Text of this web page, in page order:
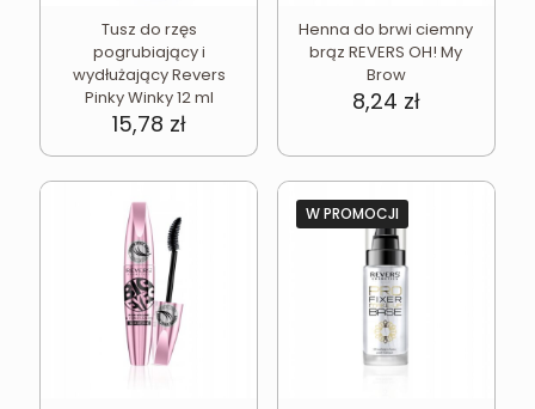
Tusz do rzęs
pogrubiający i
wydłużający Revers
Pinky Winky 12 ml
15,78 zł
Henna do brwi ciemny
brąz REVERS OH! My
Brow
8,24 zł
W PROMOCJI